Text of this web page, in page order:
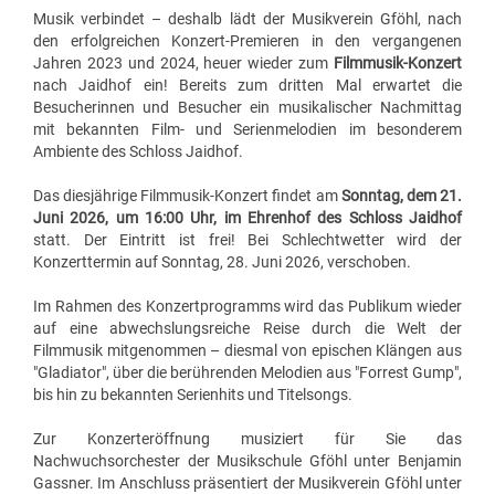
Musik verbindet – deshalb lädt der Musikverein Gföhl, nach
den erfolgreichen Konzert-Premieren in den vergangenen
Jahren 2023 und 2024, heuer wieder zum Filmmusik-Konzert
nach Jaidhof ein! Bereits zum dritten Mal erwartet die
Besucherinnen und Besucher ein musikalischer Nachmittag
mit bekannten Film- und Serienmelodien im besonderem
Ambiente des Schloss Jaidhof.
Das diesjährige Filmmusik-Konzert findet amSonntag, dem 21.
Juni 2026, um 16:00 Uhr, im Ehrenhof des Schloss Jaidhof
statt. Der Eintritt ist frei! Bei Schlechtwetter wird der
Konzerttermin auf Sonntag, 28. Juni 2026, verschoben.
Im Rahmen des Konzertprogramms wird das Publikum wieder
auf eine abwechslungsreiche Reise durch die Welt der
Filmmusik mitgenommen – diesmal von epischen Klängen aus
"Gladiator", über die berührenden Melodien aus "Forrest Gump",
bis hin zu bekannten Serienhits und Titelsongs.
Zur Konzerteröffnung musiziert für Sie das
Nachwuchsorchester der Musikschule Gföhl unter Benjamin
Gassner. Im Anschluss präsentiert der Musikverein Gföhl unter